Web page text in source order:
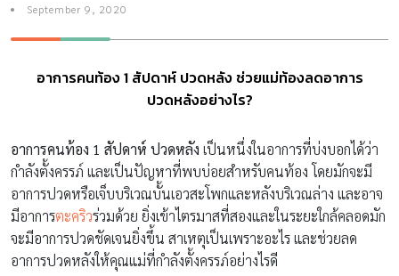
September 9, 2020
อาการคนท้อง 1 สัปดาห์ ปวดหลัง ช่วยแม่ท้องลดอาการ
ปวดหลังอย่างไร?
อาการคนท้อง 1 สัปดาห์ ปวดหลัง เป็นหนึ่งในอาการที่บ่งบอกได้ว่า
กำลังตั้งครรภ์ และเป็นปัญหาที่พบบ่อยสำหรับคนท้อง โดยมักจะมี
อาการปวดหรือเจ็บบริเวณบั้นเอวสะโพกและหลังบริเวณล่าง และอาจ
มีอาการตะคริวร่วมด้วย ยิ่งเข้าไตรมาสที่สองและในระยะใกล้คลอดมัก
จะมีอาการปวดชัดเจนยิ่งขึ้น สาเหตุเป็นเพราะอะไร และช่วยลด
อาการปวดหลังให้คุณแม่ที่กำลังตั้งครรภ์อย่างไรดี